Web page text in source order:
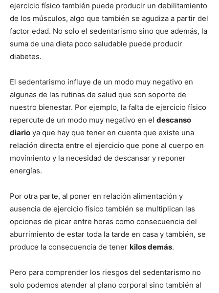
ejercicio físico también puede producir un debilitamiento
de los músculos, algo que también se agudiza a partir del
factor edad. No solo el sedentarismo sino que además, la
suma de una dieta poco saludable puede producir
diabetes.
El sedentarismo influye de un modo muy negativo en
algunas de las rutinas de salud que son soporte de
nuestro bienestar. Por ejemplo, la falta de ejercicio físico
repercute de un modo muy negativo en el descanso
diario ya que hay que tener en cuenta que existe una
relación directa entre el ejercicio que pone al cuerpo en
movimiento y la necesidad de descansar y reponer
energías.
Por otra parte, al poner en relación alimentación y
ausencia de ejercicio físico también se multiplican las
opciones de picar entre horas como consecuencia del
aburrimiento de estar toda la tarde en casa y también, se
produce la consecuencia de tener kilos demás.
Pero para comprender los riesgos del sedentarismo no
solo podemos atender al plano corporal sino también al